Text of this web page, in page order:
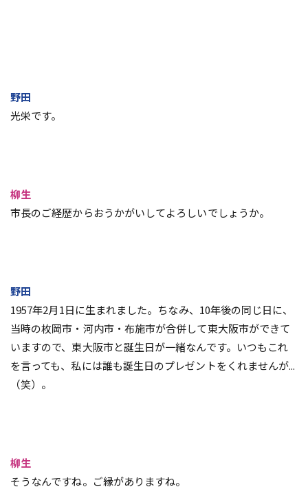
野田
光栄です。
柳生
市長のご経歴からおうかがいしてよろしいでしょうか。
野田
1957年2月1日に生まれました。ちなみ、10年後の同じ日に、
当時の枚岡市・河内市・布施市が合併して東大阪市ができて
いますので、東大阪市と誕生日が一緒なんです。いつもこれ
を言っても、私には誰も誕生日のプレゼントをくれませんが...
（笑）。
柳生
そうなんですね。ご縁がありますね。